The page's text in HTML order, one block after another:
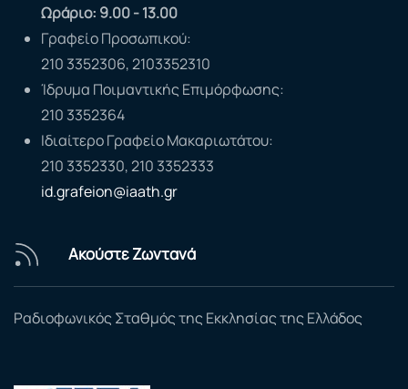
Ωράριο: 9.00 - 13.00
Γραφείο Προσωπικού:
210 3352306, 2103352310
Ίδρυμα Ποιμαντικής Επιμόρφωσης:
210 3352364
Ιδιαίτερο Γραφείο Μακαριωτάτου:
210 3352330, 210 3352333
id.grafeion@iaath.gr
Ακούστε Ζωντανά
Ραδιοφωνικός Σταθμός της Εκκλησίας της Ελλάδος